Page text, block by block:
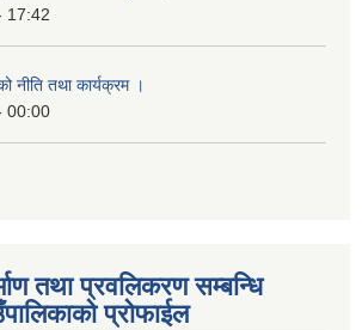
17:42
नीति तथा कार्यक्रम ।
00:00
तथा प्रवलिकरण सम्बन्धि
प्रोफाईल